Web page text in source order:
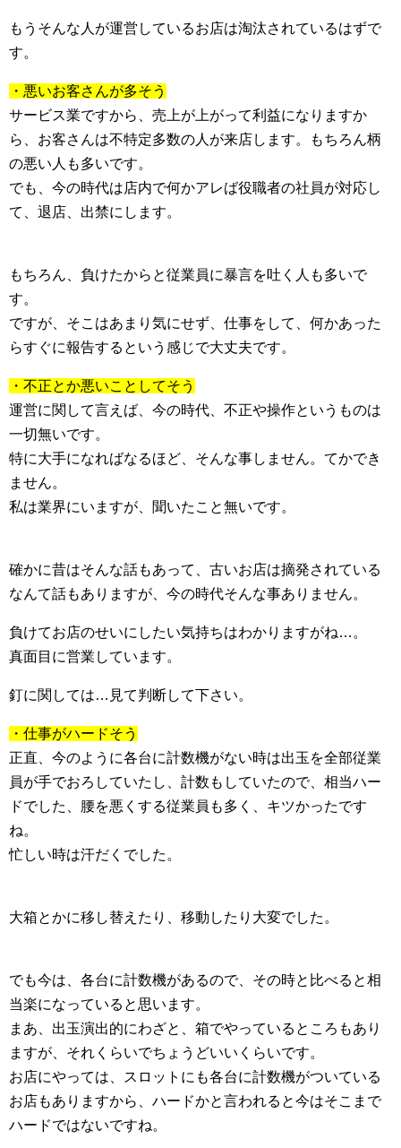
もうそんな人が運営しているお店は淘汰されているはずで
す。
・悪いお客さんが多そう
サービス業ですから、売上が上がって利益になりますか
ら、お客さんは不特定多数の人が来店します。もちろん柄
の悪い人も多いです。
でも、今の時代は店内で何かアレば役職者の社員が対応し
て、退店、出禁にします。
もちろん、負けたからと従業員に暴言を吐く人も多いで
す。
ですが、そこはあまり気にせず、仕事をして、何かあった
らすぐに報告するという感じで大丈夫です。
・不正とか悪いことしてそう
運営に関して言えば、今の時代、不正や操作というものは
一切無いです。
特に大手になればなるほど、そんな事しません。てかでき
ません。
私は業界にいますが、聞いたこと無いです。
確かに昔はそんな話もあって、古いお店は摘発されている
なんて話もありますが、今の時代そんな事ありません。
負けてお店のせいにしたい気持ちはわかりますがね…。
真面目に営業しています。
釘に関しては…見て判断して下さい。
・仕事がハードそう
正直、今のように各台に計数機がない時は出玉を全部従業
員が手でおろしていたし、計数もしていたので、相当ハー
ドでした、腰を悪くする従業員も多く、キツかったです
ね。
忙しい時は汗だくでした。
大箱とかに移し替えたり、移動したり大変でした。
でも今は、各台に計数機があるので、その時と比べると相
当楽になっていると思います。
まあ、出玉演出的にわざと、箱でやっているところもあり
ますが、それくらいでちょうどいいくらいです。
お店にやっては、スロットにも各台に計数機がついている
お店もありますから、ハードかと言われると今はそこまで
ハードではないですね。